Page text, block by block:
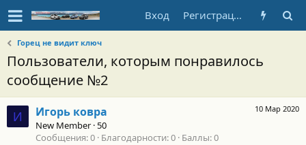
Вход Регистрация
Горец не видит ключ
Пользователи, которым понравилось
сообщение №2
И
10 Мар 2020
Игорь ковра
New Member ·50
Сообщения 0 Благодарности 0 Баллы 0